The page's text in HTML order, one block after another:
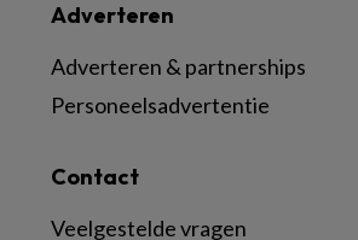
Contact
Veelgestelde vragen
Adverteren
Adverteren & partnerships
Personeelsadvertentie